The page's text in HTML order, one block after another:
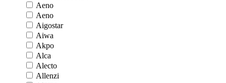
Aeno
Aeno
Aigostar
Aiwa
Akpo
Alca
Alecto
Allenzi